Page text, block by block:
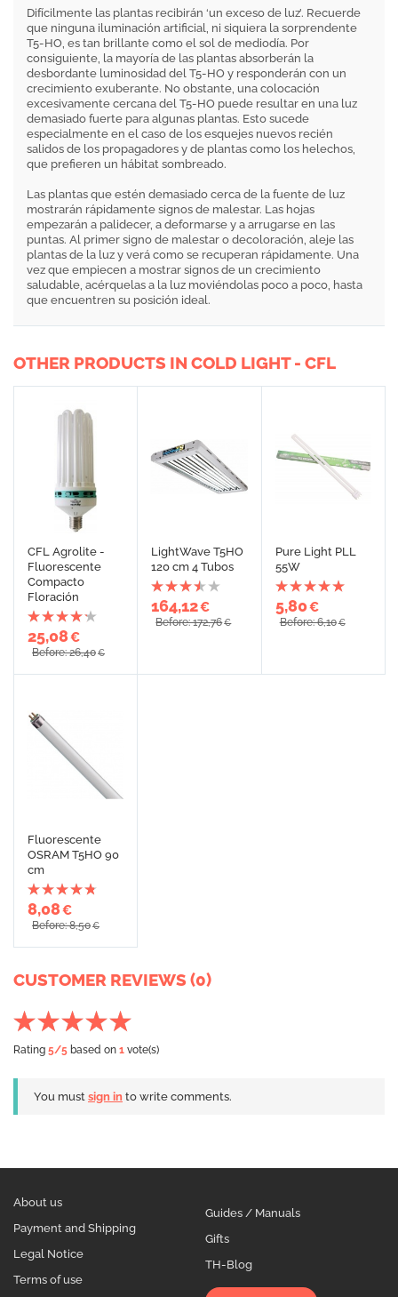
Difícilmente las plantas recibirán ‘un exceso de luz’. Recuerde
que ninguna iluminación artificial, ni siquiera la sorprendente
T5-HO, es tan brillante como el sol de mediodía. Por
consiguiente, la mayoría de las plantas absorberán la
desbordante luminosidad del T5-HO y responderán con un
crecimiento exuberante. No obstante, una colocación
excesivamente cercana del T5-HO puede resultar en una luz
demasiado fuerte para algunas plantas. Esto sucede
especialmente en el caso de los esquejes nuevos recién
salidos de los propagadores y de plantas como los helechos,
que prefieren un hábitat sombreado.
Las plantas que estén demasiado cerca de la fuente de luz
mostrarán rápidamente signos de malestar. Las hojas
empezarán a palidecer, a deformarse y a arrugarse en las
puntas. Al primer signo de malestar o decoloración, aleje las
plantas de la luz y verá como se recuperan rápidamente. Una
vez que empiecen a mostrar signos de un crecimiento
saludable, acérquelas a la luz moviéndolas poco a poco, hasta
que encuentren su posición ideal.
OTHER PRODUCTS IN COLD LIGHT - CFL
CFL Agrolite -
Fluorescente
Compacto
Floración
25,08€
Before: 26,40€
LightWave T5HO
120 cm 4 Tubos
164,12€
Before: 172,76€
Pure Light PLL
55W
5,80€
Before: 6,10€
Fluorescente
OSRAM T5HO 90
cm
8,08€
Before: 8,50€
CUSTOMER REVIEWS (0)
Rating 5/5 based on 1 vote(s)
You must sign in to write comments.
About us
Payment and Shipping
Legal Notice
Terms of use
Guides / Manuals
Gifts
TH-Blog